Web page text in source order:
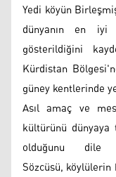
Yedi köyün
dünyanın en iyi
gösterildiğini
Kürdistan
güney kentlerinde
Asıl amaç ve
kültürünü
olduğunu
Sözcüsü,